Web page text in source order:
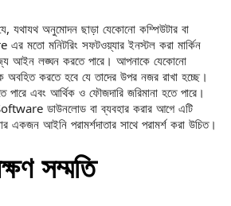
যথাযথ অনুমোদন ছাড়া যেকোনো কম্পিউটার বা
মতো মনিটরিং সফটওয়্যার ইনস্টল করা মার্কিন
আইন লঙ্ঘন করতে পারে। আপনাকে যেকোনো
অবহিত করতে হবে যে তাদের উপর নজর রাখা হচ্ছে।
এবং আর্থিক ও ফৌজদারি জরিমানা হতে পারে।
ডাউনলোড বা ব্যবহার করার আগে এটি
একজন আইনি পরামর্শদাতার সাথে পরামর্শ করা উচিত।
সম্মতি